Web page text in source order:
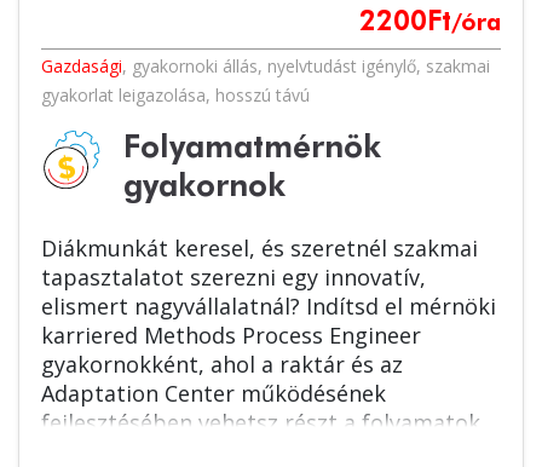
2200 Ft/óra
Gazdasági, gyakornoki állás, nyelvtudást igénylő, szakmai
gyakorlat leigazolása, hosszú távú
Folyamatmérnök
gyakornok
Diákmunkát keresel, és szeretnél szakmai
tapasztalatot szerezni egy innovatív,
elismert nagyvállalatnál? Indítsd el mérnöki
karriered Methods Process Engineer
gyakornokként, ahol a raktár és az
Adaptation Center működésének
fejlesztésében vehetsz részt a folyamatok